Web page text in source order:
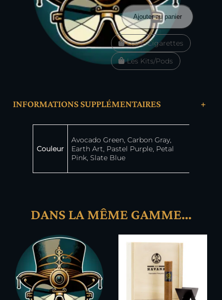
quantité
de
Wenax
M1
Mini
–
Geekvape
Ajouter au panier
Les E-Cigarettes
Les Kits/Pods
INFORMATIONS SUPPLÉMENTAIRES +
Couleur
Avocado Green, Carbon Gray,
Earth Art, Pastel Purple, Petal
Pink, Slate Blue
DANS LA MÊME GAMME…